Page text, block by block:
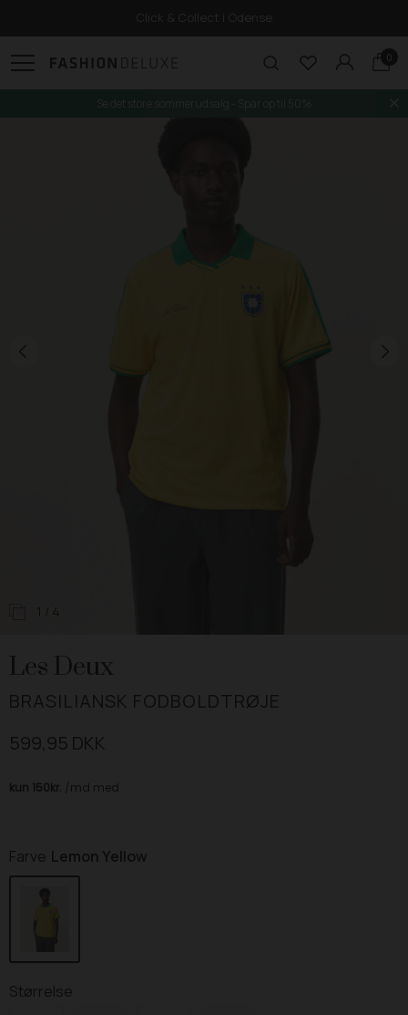
Click & Collect i Odense
0
Les Deux
BRASILIANSK FODBOLDTRØJE
599,95 DKK
Farve Lemon Yellow
Størrelse